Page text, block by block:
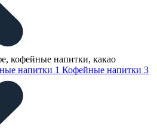
кофейные напитки, какао
напитки 1 Кофейные напитки 3